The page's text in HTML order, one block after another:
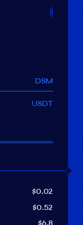
DSM
USDT
$0.02
$0.52
$6.8